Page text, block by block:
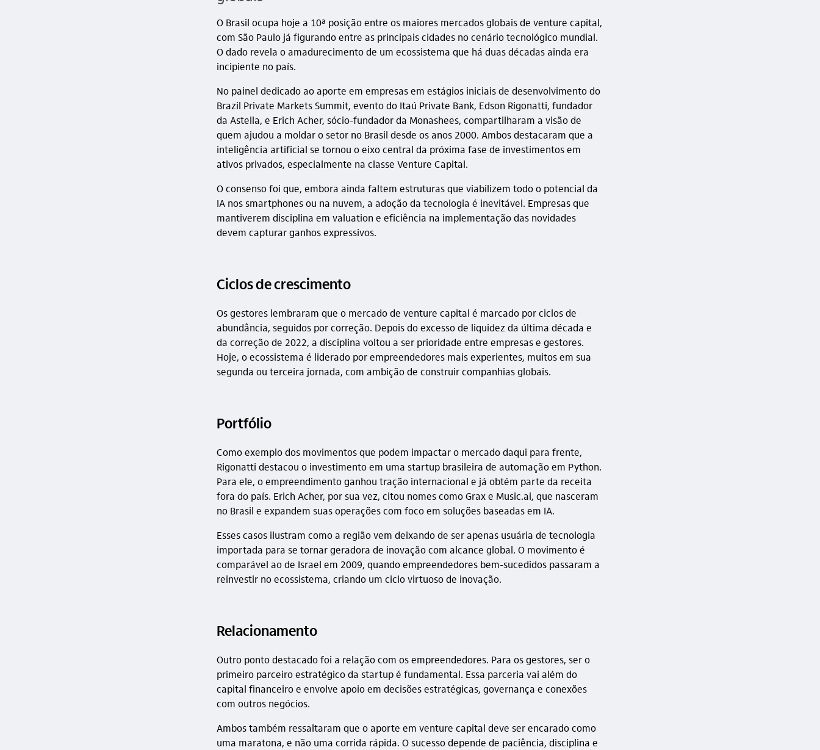
O Brasil ocupa hoje a 10ª posição entre os maiores mercados globais de venture capital,
com São Paulo já figurando entre as principais cidades no cenário tecnológico mundial.
O dado revela o amadurecimento de um ecossistema que há duas décadas ainda era
incipiente no país.
No painel dedicado ao aporte em empresas em estágios iniciais de desenvolvimento do
Brazil Private Markets Summit, evento do Itaú Private Bank, Edson Rigonatti, fundador
da Astella, e Erich Acher, sócio-fundador da Monashees, compartilharam a visão de
quem ajudou a moldar o setor no Brasil desde os anos 2000. Ambos destacaram que a
inteligência artificial se tornou o eixo central da próxima fase de investimentos em
ativos privados, especialmente na classe Venture Capital.
O consenso foi que, embora ainda faltem estruturas que viabilizem todo o potencial da
IA nos smartphones ou na nuvem, a adoção da tecnologia é inevitável. Empresas que
mantiverem disciplina em valuation e eficiência na implementação das novidades
devem capturar ganhos expressivos.
Ciclos de crescimento
Os gestores lembraram que o mercado de venture capital é marcado por ciclos de
abundância, seguidos por correção. Depois do excesso de liquidez da última década e
da correção de 2022, a disciplina voltou a ser prioridade entre empresas e gestores.
Hoje, o ecossistema é liderado por empreendedores mais experientes, muitos em sua
segunda ou terceira jornada, com ambição de construir companhias globais.
Portfólio
Como exemplo dos movimentos que podem impactar o mercado daqui para frente,
Rigonatti destacou o investimento em uma startup brasileira de automação em Python.
Para ele, o empreendimento ganhou tração internacional e já obtém parte da receita
fora do país. Erich Acher, por sua vez, citou nomes como Grax e Music.ai, que nasceram
no Brasil e expandem suas operações com foco em soluções baseadas em IA.
Esses casos ilustram como a região vem deixando de ser apenas usuária de tecnologia
importada para se tornar geradora de inovação com alcance global. O movimento é
comparável ao de Israel em 2009, quando empreendedores bem-sucedidos passaram a
reinvestir no ecossistema, criando um ciclo virtuoso de inovação.
Relacionamento
Outro ponto destacado foi a relação com os empreendedores. Para os gestores, ser o
primeiro parceiro estratégico da startup é fundamental. Essa parceria vai além do
capital financeiro e envolve apoio em decisões estratégicas, governança e conexões
com outros negócios.
Ambos também ressaltaram que o aporte em venture capital deve ser encarado como
uma maratona, e não uma corrida rápida. O sucesso depende de paciência, disciplina e